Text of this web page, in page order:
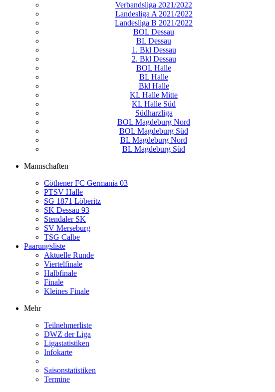
Verbandsliga 2021/2022
Landesliga A 2021/2022
Landesliga B 2021/2022
BOL Dessau
BL Dessau
1. Bkl Dessau
2. Bkl Dessau
BOL Halle
BL Halle
Bkl Halle
KL Halle Mitte
KL Halle Süd
Südharzliga
BOL Magdeburg Nord
BOL Magdeburg Süd
BL Magdeburg Nord
BL Magdeburg Süd
Mannschaften
Cöthener FC Germania 03
PTSV Halle
SG 1871 Löberitz
SK Dessau 93
Stendaler SK
SV Merseburg
TSG Calbe
Paarungsliste
Aktuelle Runde
Viertelfinale
Halbfinale
Finale
Kleines Finale
Mehr
Teilnehmerliste
DWZ der Liga
Ligastatistiken
Infokarte
Saisonstatistiken
Termine